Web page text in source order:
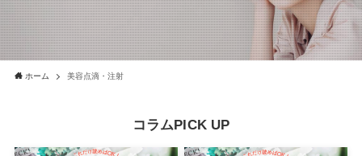
ホーム 美容点滴・注射
コラムPICK UP